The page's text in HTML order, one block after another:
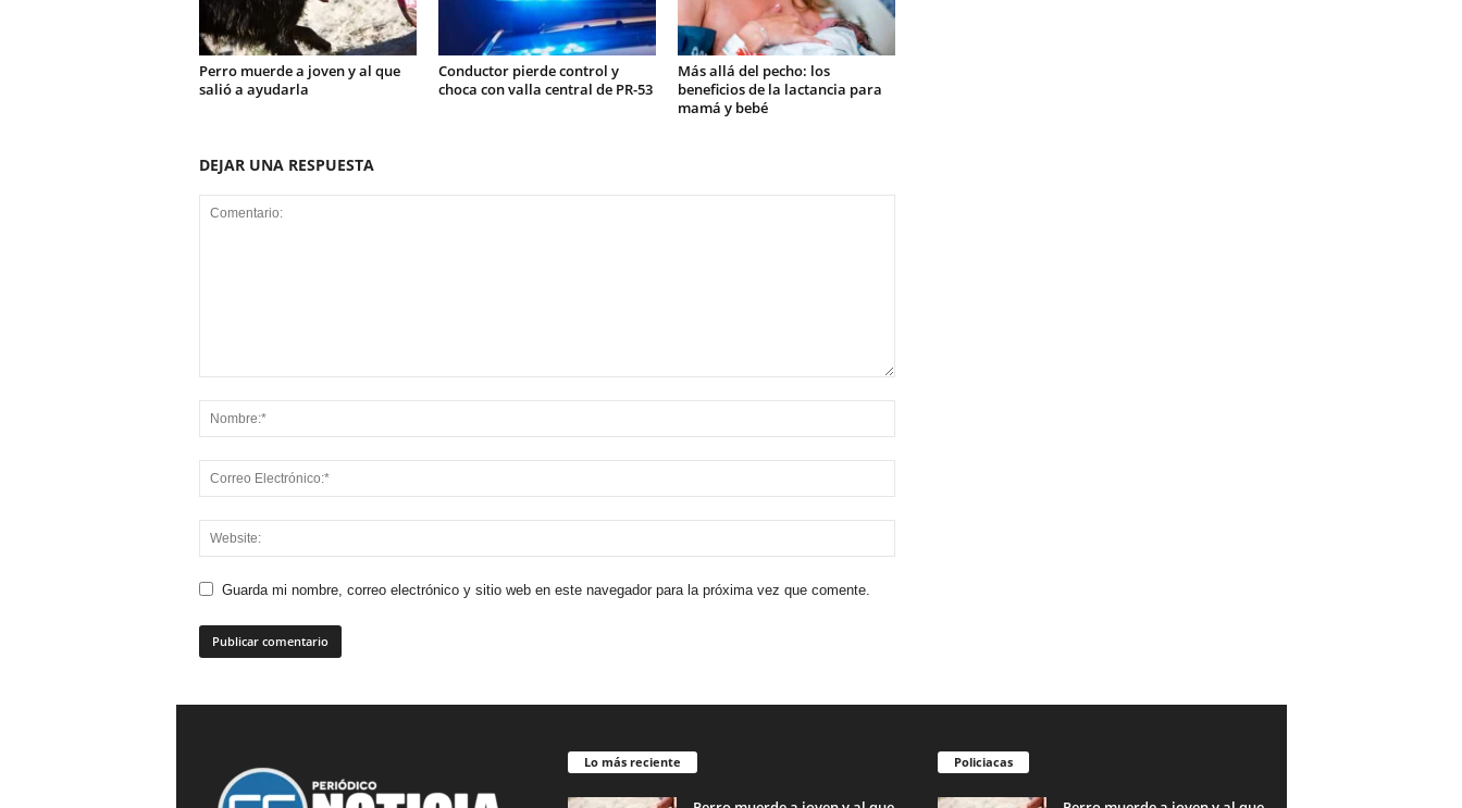
Perro muerde a joven y al que
salió a ayudarla
Conductor pierde control y
choca con valla central de PR-53
Más allá del pecho: los
beneficios de la lactancia para
mamá y bebé
DEJAR UNA RESPUESTA
Guarda mi nombre, correo electrónico y sitio web en este navegador para la próxima vez que comente.
Lo más reciente Policiacas